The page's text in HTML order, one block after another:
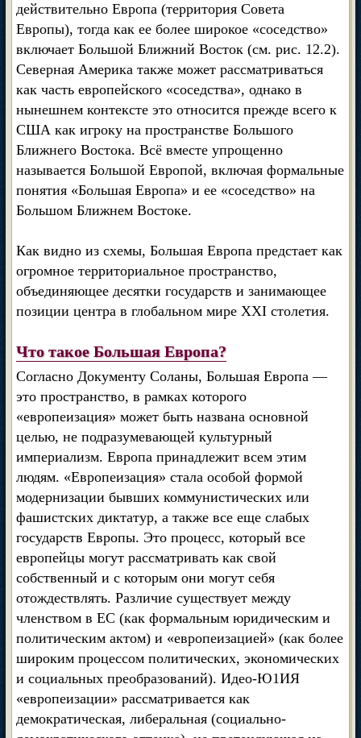
действительно Европа (территория Совета
Европы), тогда как ее более широкое «соседство»
включает Большой Ближний Восток (см. рис. 12.2).
Северная Америка также может рассматриваться
как часть европейского «соседства», однако в
нынешнем контексте это относится прежде всего к
США как игроку на пространстве Большого
Ближнего Востока. Всё вместе упрощенно
называется Большой Европой, включая формальные
понятия «Большая Европа» и ее «соседство» на
Большом Ближнем Востоке.
Как видно из схемы, Большая Европа предстает как
огромное территориальное пространство,
объединяющее десятки государств и занимающее
позиции центра в глобальном мире XXI столетия.
Что такое Большая Европа?
Согласно Документу Соланы, Большая Европа —
это пространство, в рамках которого
«европеизация» может быть названа основной
целью, не подразумевающей культурный
империализм. Европа принадлежит всем этим
людям. «Европеизация» стала особой формой
модернизации бывших коммунистических или
фашистских диктатур, а также все еще слабых
государств Европы. Это процесс, который все
европейцы могут рассматривать как свой
собственный и с которым они могут себя
отождествлять. Различие существует между
членством в ЕС (как формальным юридическим и
политическим актом) и «европеизацией» (как более
широким процессом политических, экономических
и социальных преобразований). Идео-Ю1ИЯ
«европеизации» рассматривается как
демократическая, либеральная (социально-